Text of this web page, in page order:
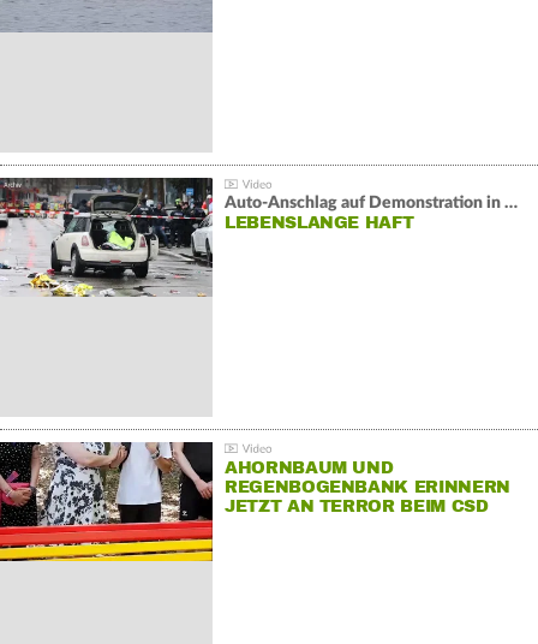
Auto-Anschlag auf Demonstration in München:
LEBENSLANGE HAFT
AHORNBAUM UND
REGENBOGENBANK ERINNERN
JETZT AN TERROR BEIM CSD